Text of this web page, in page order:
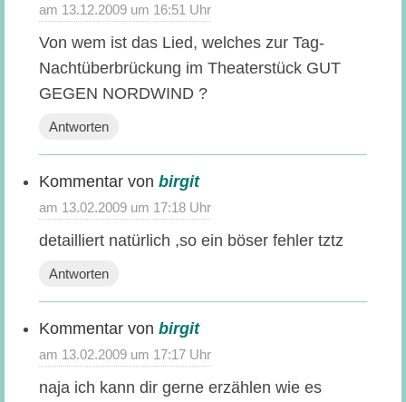
13.12.2009 um 16:51 Uhr
Von wem ist das Lied, welches zur Tag-
Nachtüberbrückung im Theaterstück GUT
GEGEN NORDWIND ?
Antworten
birgit
13.02.2009 um 17:18 Uhr
detailliert natürlich ,so ein böser fehler tztz
Antworten
birgit
13.02.2009 um 17:17 Uhr
naja ich kann dir gerne erzählen wie es